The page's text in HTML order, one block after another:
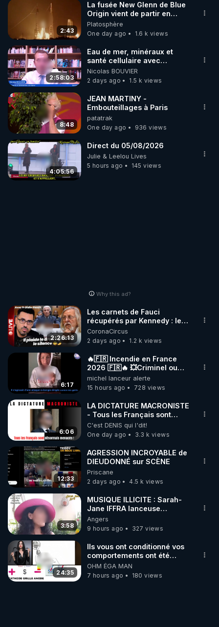
2:43
La fusée New Glenn de Blue
Origin vient de partir en
fumée.
Platosphère
One day ago
1.6 k views
2:58:03
Eau de mer, minéraux et
santé cellulaire avec
Grégoire Cadeau
Nicolas BOUVIER
2 days ago
1.5 k views
8:48
JEAN MARTINY -
Embouteillages à Paris
patatrak
One day ago
936 views
4:05:56
Direct du 05/08/2026
Julie & Leelou Lives
5 hours ago
145 views
Why this ad?
2:26:13
Les carnets de Fauci
récupérés par Kennedy : le
scandale que plus personne
ne peut cacher
CoronaCircus
2 days ago
1.2 k views
6:17
🔥🇫🇷 Incendie en France
2026 🇫🇷🔥 💥Criminel ou
coincidence naturelle?💥
@NostraDamoucho
michel lanceur alerte
15 hours ago
728 views
6:06
LA DICTATURE MACRONISTE
- Tous les Français sont
désormais menacés !
C'est DENIS qui l'dit!
One day ago
3.3 k views
12:33
AGRESSION INCROYABLE de
DIEUDONNÉ sur SCÈNE
Priscane
2 days ago
4.5 k views
3:58
MUSIQUE ILLICITE : Sarah-
Jane IFFRA lanceuse
d'alertes
Angers
9 hours ago
327 views
24:35
Ils vous ont conditionné vos
comportements ont été
induits
OHM ÉGA MAN
7 hours ago
180 views